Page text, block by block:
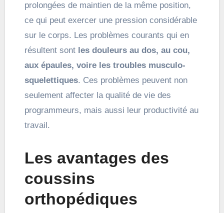
prolongées de maintien de la même position,
ce qui peut exercer une pression considérable
sur le corps. Les problèmes courants qui en
résultent sontles douleurs au dos, au cou,
aux épaules, voire les troubles musculo-
squelettiques. Ces problèmes peuvent non
seulement affecter la qualité de vie des
programmeurs, mais aussi leur productivité au
travail.
Les avantages des
coussins
orthopédiques